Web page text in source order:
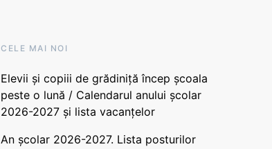
CELE MAI NOI
Elevii și copiii de grădiniță încep școala
peste o lună / Calendarul anului școlar
2026-2027 și lista vacanțelor
An școlar 2026-2027. Lista posturilor